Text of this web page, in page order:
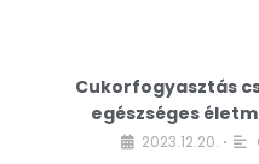
Cukorfogyasztás
egészséges
2023.12.20. •